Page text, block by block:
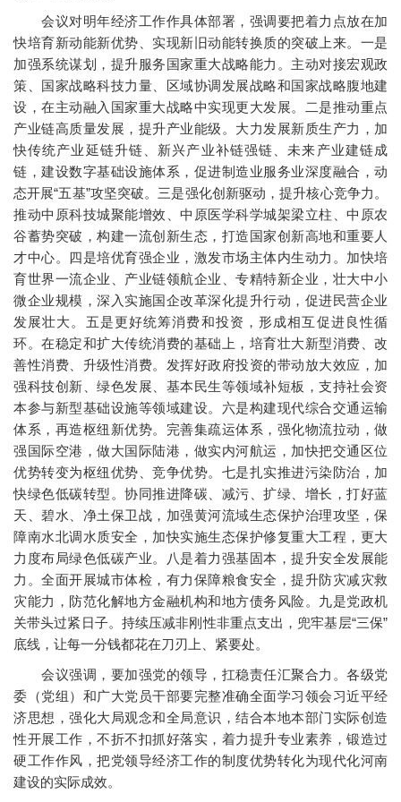
会议对明年经济工作作具体部署，强调要把着力点放在加
快培育新动能新优势、实现新旧动能转换质的突破上来。一是
加强系统谋划，提升服务国家重大战略能力。主动对接宏观政
策、国家战略科技力量、区域协调发展战略和国家战略腹地建
设，在主动融入国家重大战略中实现更大发展。二是推动重点
产业链高质量发展，提升产业能级。大力发展新质生产力，加
快传统产业延链升链、新兴产业补链强链、未来产业建链成
链，建设数字基础设施体系，促进制造业服务业深度融合，动
态开展“五基”攻坚突破。三是强化创新驱动，提升核心竞争力。
推动中原科技城聚能增效、中原医学科学城架梁立柱、中原农
谷蓄势突破，构建一流创新生态，打造国家创新高地和重要人
才中心。四是培优育强企业，激发市场主体内生动力。加快培
育世界一流企业、产业链领航企业、专精特新企业，壮大中小
微企业规模，深入实施国企改革深化提升行动，促进民营企业
发展壮大。五是更好统筹消费和投资，形成相互促进良性循
环。在稳定和扩大传统消费的基础上，培育壮大新型消费、改
善性消费、升级性消费。发挥好政府投资的带动放大效应，加
强科技创新、绿色发展、基本民生等领域补短板，支持社会资
本参与新型基础设施等领域建设。六是构建现代综合交通运输
体系，再造枢纽新优势。完善集疏运体系，强化物流拉动，做
强国际空港，做大国际陆港，做实内河航运，加快把交通区位
优势转变为枢纽优势、竞争优势。七是扎实推进污染防治，加
快绿色低碳转型。协同推进降碳、减污、扩绿、增长，打好蓝
天、碧水、净土保卫战，加强黄河流域生态保护治理攻坚，保
障南水北调水质安全，加快实施生态保护修复重大工程，更大
力度布局绿色低碳产业。八是着力强基固本，提升安全发展能
力。全面开展城市体检，有力保障粮食安全，提升防灾减灾救
灾能力，防范化解地方金融机构和地方债务风险。九是党政机
关带头过紧日子。持续压减非刚性非重点支出，兜牢基层“三保”
底线，让每一分钱都花在刀刃上、紧要处。
会议强调，要加强党的领导，扛稳责任汇聚合力。各级党
委（党组）和广大党员干部要完整准确全面学习领会习近平经
济思想，强化大局观念和全局意识，结合本地本部门实际创造
性开展工作，不折不扣抓好落实，着力提升专业素养，锻造过
硬工作作风，把党领导经济工作的制度优势转化为现代化河南
建设的实际成效。